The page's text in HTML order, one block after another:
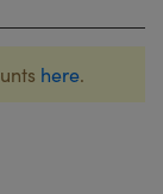
here.